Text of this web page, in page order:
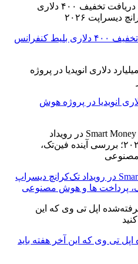
فرصت استثنایی: دریافت تخفیف ۴۰۰ دلاری بلیط کنفرانس
میلیارد دلاری انویدیا در پروژه هوش
رونمایی از استیج Smart Money در رویداد تک‌کرانچ دیسراپ
تی وی که این آخر هفته باید